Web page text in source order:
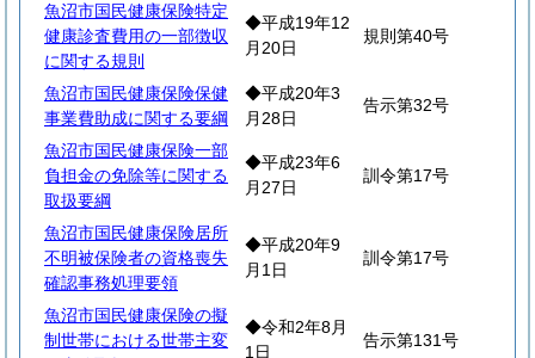
魚沼市国民健康保険特定
健康診査費用の一部徴収
に関する規則
◆平成19年12
月20日
規則第40号
魚沼市国民健康保険保健
事業費助成に関する要綱
◆平成20年3
月28日
告示第32号
魚沼市国民健康保険一部
負担金の免除等に関する
取扱要綱
◆平成23年6
月27日
訓令第17号
魚沼市国民健康保険居所
不明被保険者の資格喪失
確認事務処理要領
◆平成20年9
月1日
訓令第17号
魚沼市国民健康保険の擬
制世帯における世帯主変
◆令和2年8月
1日
告示第131号